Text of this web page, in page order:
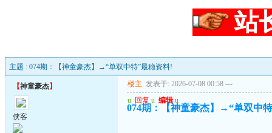
站
主题 : 074期：【神童豪杰】→“单双中特”最稳资料!
【神童豪杰】
侠客
楼主 发表于: 2026-07-08 00:58 ---
u 回复 u 编辑 u
074期：【神童豪杰】→“单双中